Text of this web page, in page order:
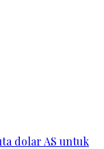
dolar AS untuk